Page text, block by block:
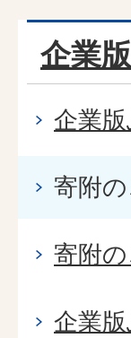
企業
企業
寄附の
寄附の
企業